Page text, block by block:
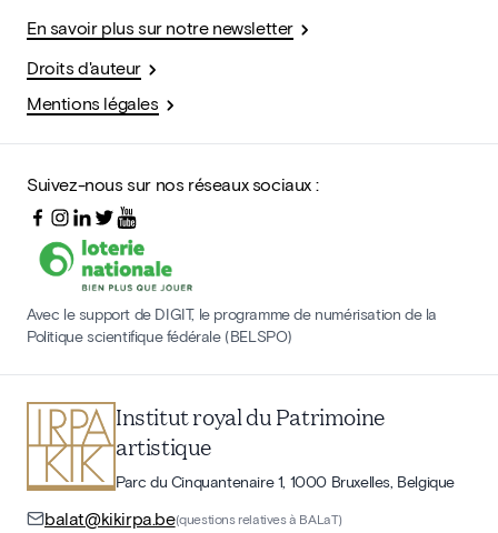
En savoir plus sur notre newsletter
Droits d'auteur
Mentions légales
Suivez-nous sur nos réseaux sociaux :
Avec le support de DIGIT, le programme de numérisation de la
Politique scientifique fédérale (BELSPO)
Institut royal du Patrimoine
artistique
Parc du Cinquantenaire 1, 1000 Bruxelles, Belgique
balat@kikirpa.be(questions relatives à BALaT)